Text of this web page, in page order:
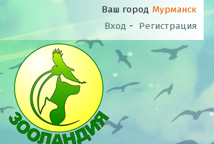
Ваш город Мурманск
Вход - Регистрация